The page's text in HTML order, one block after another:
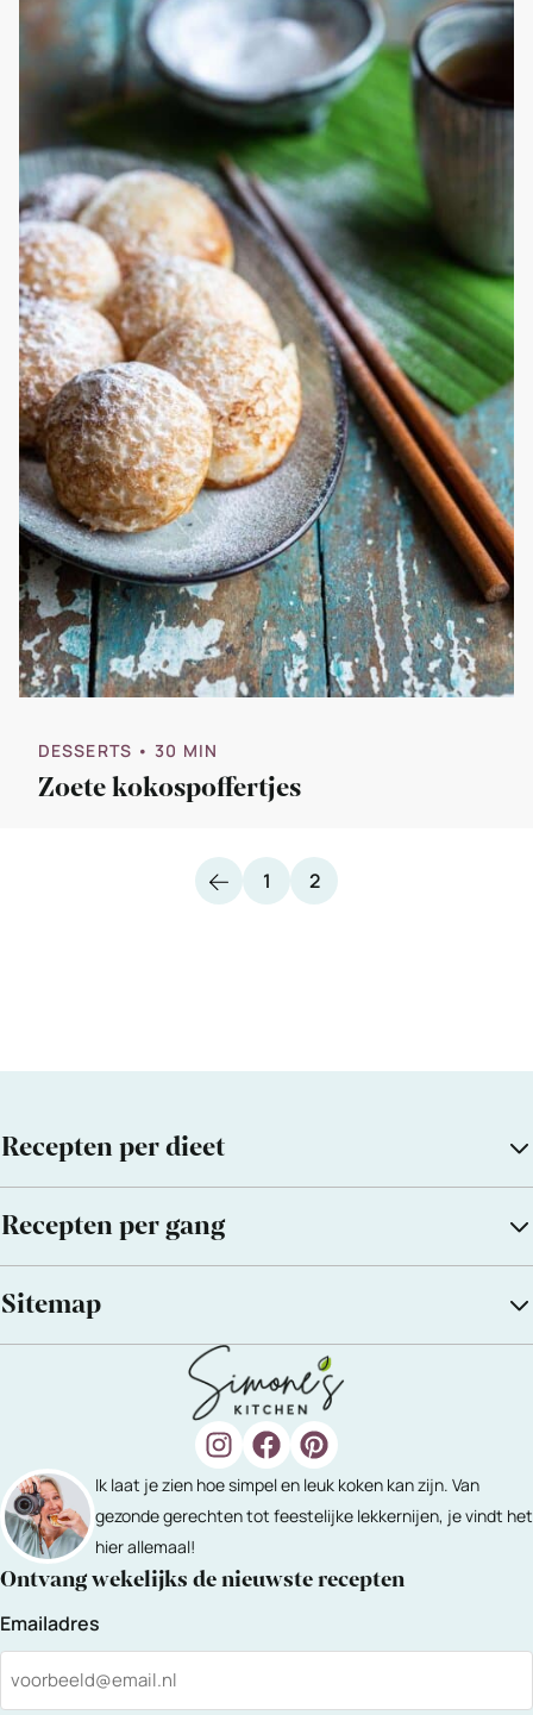
DESSERTS • 30 MIN
Zoete kokospoffertjes
VorigePagina
1 Pagina
2
Recepten per dieet
Recepten per gang
Sitemap
Ik laat je zien hoe simpel en leuk koken kan zijn. Van
gezonde gerechten tot feestelijke lekkernijen, je vindt het
hier allemaal!
Ontvang wekelijks de nieuwste recepten
Emailadres